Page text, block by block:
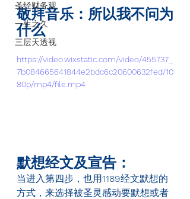
圣经财务观
一生之久
三层天透视
敬拜音乐：所以我不问为
什么
https://video.wixstatic.com/video/455737_
7b084665641844e2bdc6c20600632fed/10
80p/mp4/file.mp4
默想经文及宣告：
当进入第四步，也用1189经文默想的
方式，来选择被圣灵感动要默想或者